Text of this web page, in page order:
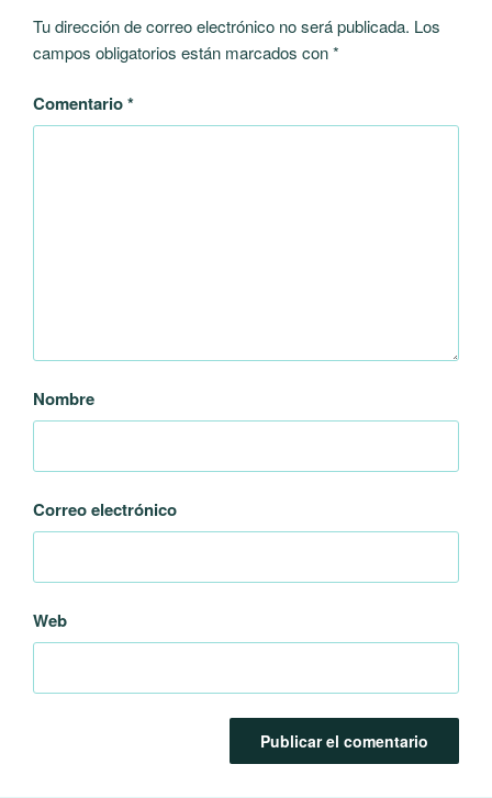
Tu dirección de correo electrónico no será publicada. Los
campos obligatorios están marcados con*
Comentario*
Nombre
Correo electrónico
Web